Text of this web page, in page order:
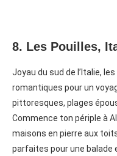
8. Les Pouilles,
Joyau du sud de l’Italie,
romantiques pour un
pittoresques, plages
Commence ton périple à
maisons en pierre aux
parfaites pour une balade